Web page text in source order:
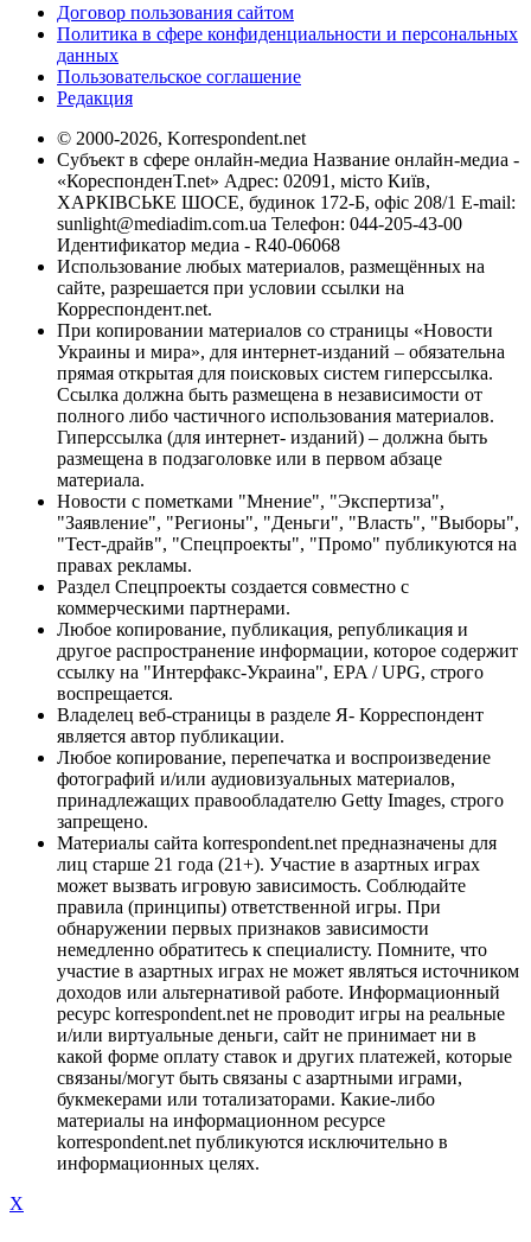
Договор пользования сайтом
Политика в сфере конфиденциальности и персональных
данных
Пользовательское соглашение
Редакция
© 2000-2026, Korrespondent.net
Субъект в сфере онлайн-медиа Название онлайн-медиа -
«КореспонденТ.net» Адрес: 02091, місто Київ,
ХАРКІВСЬКЕ ШОСЕ, будинок 172-Б, офіс 208/1 E-mail:
sunlight@mediadim.com.ua Телефон: 044-205-43-00
Идентификатор медиа - R40-06068
Использование любых материалов, размещённых на
сайте, разрешается при условии ссылки на
Корреспондент.net.
При копировании материалов со страницы «Новости
Украины и мира», для интернет-изданий – обязательна
прямая открытая для поисковых систем гиперссылка.
Ссылка должна быть размещена в независимости от
полного либо частичного использования материалов.
Гиперссылка (для интернет- изданий) – должна быть
размещена в подзаголовке или в первом абзаце
материала.
Новости с пометками "Мнение", "Экспертиза",
"Заявление", "Регионы", "Деньги", "Власть", "Выборы",
"Тест-драйв", "Спецпроекты", "Промо" публикуются на
правах рекламы.
Раздел Спецпроекты создается совместно с
коммерческими партнерами.
Любое копирование, публикация, републикация и
другое распространение информации, которое содержит
ссылку на "Интерфакс-Украина", EPA / UPG, строго
воспрещается.
Владелец веб-страницы в разделе Я- Корреспондент
является автор публикации.
Любое копирование, перепечатка и воспроизведение
фотографий и/или аудиовизуальных материалов,
принадлежащих правообладателю Getty Images, строго
запрещено.
Материалы сайта korrespondent.net предназначены для
лиц старше 21 года (21+). Участие в азартных играх
может вызвать игровую зависимость. Соблюдайте
правила (принципы) ответственной игры. При
обнаружении первых признаков зависимости
немедленно обратитесь к специалисту. Помните, что
участие в азартных играх не может являться источником
доходов или альтернативой работе. Информационный
ресурс korrespondent.net не проводит игры на реальные
и/или виртуальные деньги, сайт не принимает ни в
какой форме оплату ставок и других платежей, которые
связаны/могут быть связаны с азартными играми,
букмекерами или тотализаторами. Какие-либо
материалы на информационном ресурсе
korrespondent.net публикуются исключительно в
информационных целях.
X